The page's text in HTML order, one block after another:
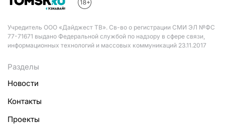
Учредитель ООО «Дайджест ТВ». Св-во о регистрации СМИ ЭЛ №ФС
77-71671 выдано Федеральной службой по надзору в сфере связи,
информационных технологий и массовых коммуникаций 23.11.2017
Разделы
Новости
Контакты
Проекты